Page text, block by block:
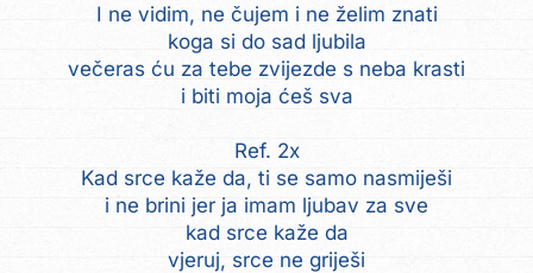
I ne vidim, ne čujem i ne želim znati
koga si do sad ljubila
večeras ću za tebe zvijezde s neba krasti
i biti moja ćeš sva
Ref. 2x
Kad srce kaže da, ti se samo nasmiješi
i ne brini jer ja imam ljubav za sve
kad srce kaže da
vjeruj, srce ne griješi